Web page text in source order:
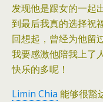
发现他是跟女的一起
到最后我真的选择祝
回想起，曾经为他留
我要感激他陪我上了
快乐的多呢！
Limin Chia 能够很豁